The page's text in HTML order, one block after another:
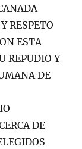
RESPETO
ESTA
REPUDIO Y
DE
DE